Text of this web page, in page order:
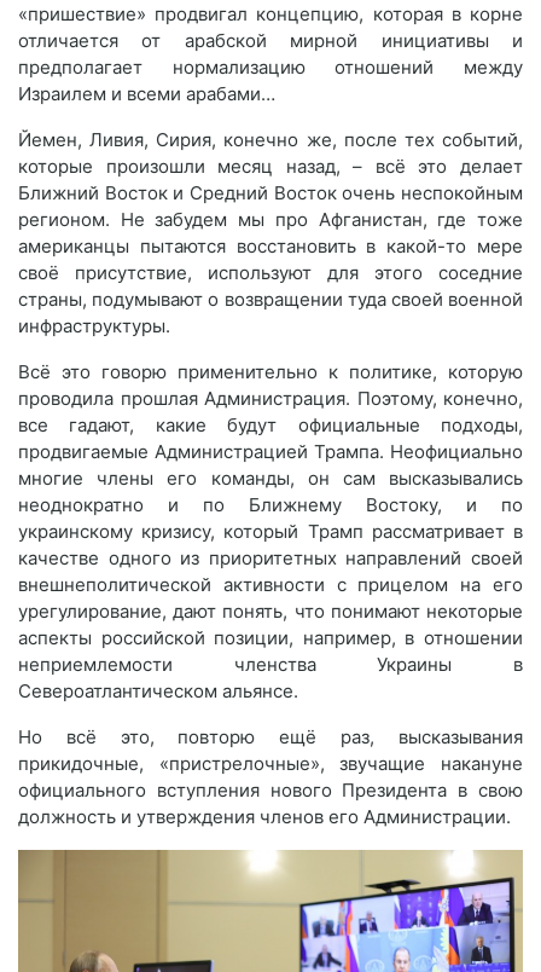
«пришествие» продвигал концепцию, которая в корне
отличается от арабской мирной инициативы и
предполагает нормализацию отношений между
Израилем и всеми арабами…
Йемен, Ливия, Сирия, конечно же, после тех событий,
которые произошли месяц назад, – всё это делает
Ближний Восток и Средний Восток очень неспокойным
регионом. Не забудем мы про Афганистан, где тоже
американцы пытаются восстановить в какой-то мере
своё присутствие, используют для этого соседние
страны, подумывают о возвращении туда своей военной
инфраструктуры.
Всё это говорю применительно к политике, которую
проводила прошлая Администрация. Поэтому, конечно,
все гадают, какие будут официальные подходы,
продвигаемые Администрацией Трампа. Неофициально
многие члены его команды, он сам высказывались
неоднократно и по Ближнему Востоку, и по
украинскому кризису, который Трамп рассматривает в
качестве одного из приоритетных направлений своей
внешнеполитической активности с прицелом на его
урегулирование, дают понять, что понимают некоторые
аспекты российской позиции, например, в отношении
неприемлемости членства Украины в
Североатлантическом альянсе.
Но всё это, повторю ещё раз, высказывания
прикидочные, «пристрелочные», звучащие накануне
официального вступления нового Президента в свою
должность и утверждения членов его Администрации.